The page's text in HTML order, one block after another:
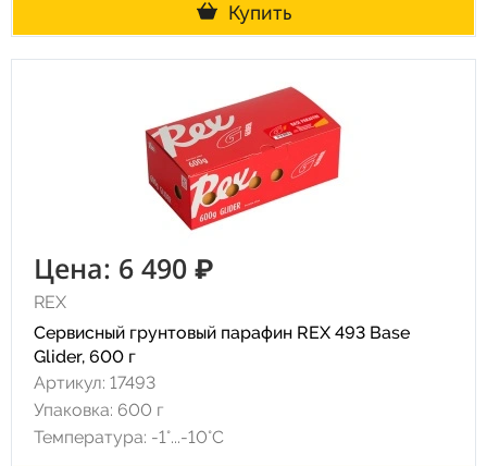
Купить
Цена: 6 490 ₽
REX
Сервисный грунтовый парафин REX 493 Base
Glider, 600 г
Артикул: 17493
Упаковка: 600 г
Температура: -1°...-10°С